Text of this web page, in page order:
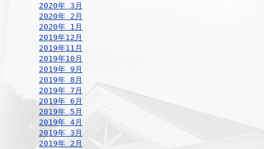
2020年 3月
2020年 2月
2020年 1月
2019年12月
2019年11月
2019年10月
2019年 9月
2019年 8月
2019年 7月
2019年 6月
2019年 5月
2019年 4月
2019年 3月
2019年 2月